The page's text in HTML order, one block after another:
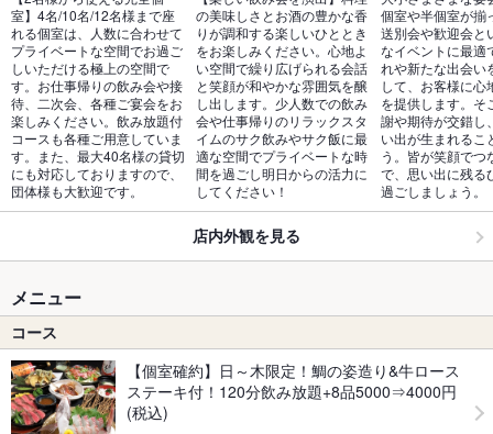
室】4名/10名/12名様まで座
れる個室は、人数に合わせて
プライベートな空間でお過ご
しいただける極上の空間で
す。お仕事帰りの飲み会や接
待、二次会、各種ご宴会をお
楽しみください。飲み放題付
コースも各種ご用意していま
す。また、最大40名様の貸切
にも対応しておりますので、
団体様も大歓迎です。
の美味しさとお酒の豊かな香
りが調和する楽しいひととき
をお楽しみください。心地よ
い空間で繰り広げられる会話
と笑顔が和やかな雰囲気を醸
し出します。少人数での飲み
会や仕事帰りのリラックスタ
イムのサク飲みやサク飯に最
適な空間でプライベートな時
間を過ごし明日からの活力に
してください！
個室や半個室が揃
送別会や歓迎会と
なイベントに最適
れや新たな出会い
して、お客様に心
を提供します。そ
謝や期待が交錯し
い出が生まれるこ
う。皆が笑顔でつ
で、思い出に残る
過ごしましょう。
店内外観を見る
メニュー
コース
【個室確約】日～木限定！鯛の姿造り&牛ロース
ステーキ付！120分飲み放題+8品5000⇒4000円
(税込)